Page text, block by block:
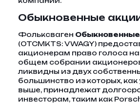
Обыкновенные
Фольксваген
(OTCMKTS: VWAGY)
акционерам право голоса
общем собрании
ликвидны из двух
большинство из которых,
выше, принадлежат
инвесторам, таким как